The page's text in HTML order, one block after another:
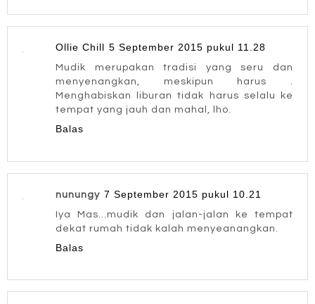
Ollie Chill 5 September 2015 pukul 11.28
Mudik merupakan tradisi yang seru dan
menyenangkan, meskipun harus .
Menghabiskan liburan tidak harus selalu ke
tempat yang jauh dan mahal, lho.
Balas
nunungy 7 September 2015 pukul 10.21
Iya Mas...mudik dan jalan-jalan ke tempat
dekat rumah tidak kalah menyeanangkan.
Balas